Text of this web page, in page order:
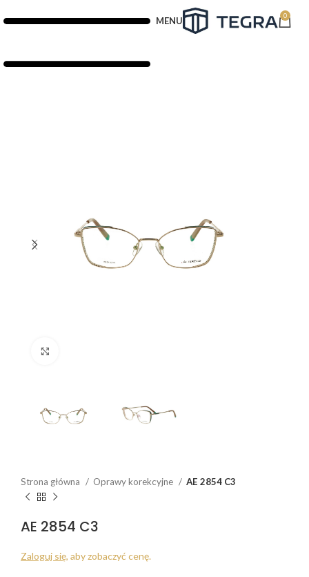
MENU 0
Strona główna Oprawy korekcyjne AE 2854 C3
AE 2854 C3
Zaloguj się, aby zobaczyć cenę.